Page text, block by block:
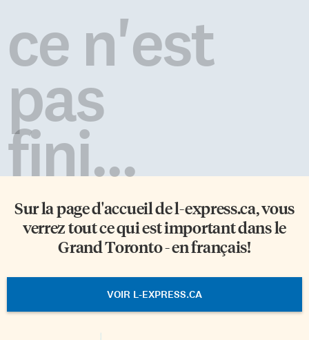
ce n'est
pas
fini...
Sur la page d'accueil del-express.ca, vous
verrez tout ce qui est important dans le
Grand Toronto - en français!
VOIR L-EXPRESS.CA